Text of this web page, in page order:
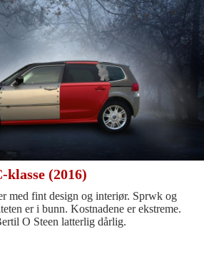
klasse (2016)
med fint design og interiør. Sprwk og
er i bunn. Kostnadene er ekstreme.
O Steen latterlig dårlig.